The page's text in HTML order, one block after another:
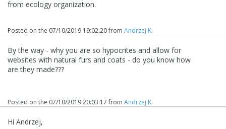
from ecology organization.
Posted on the 07/10/2019 19:02:20from Andrzej K.
By the way - why you are so hypocrites and allow for
websites with natural furs and coats - do you know how
are they made???
Posted on the 07/10/2019 20:03:17from Andrzej K.
Hi Andrzej,